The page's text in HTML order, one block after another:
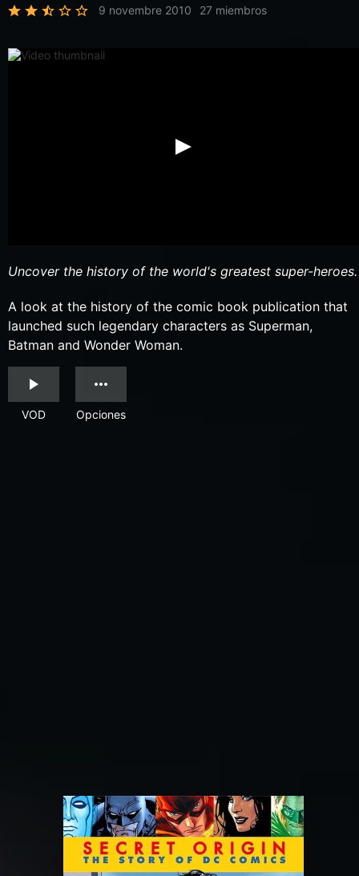
9 novembre 2010 27 miembros
Uncover the history of the world's greatest super-heroes.
A look at the history of the comic book publication that
launched such legendary characters as Superman,
Batman and Wonder Woman.
VOD Opciones